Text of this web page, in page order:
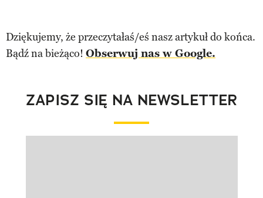
Dziękujemy, że przeczytałaś/eś nasz artykuł do końca.
Bądź na bieżąco! Obserwuj nas w Google.
ZAPISZ SIĘ NA NEWSLETTER